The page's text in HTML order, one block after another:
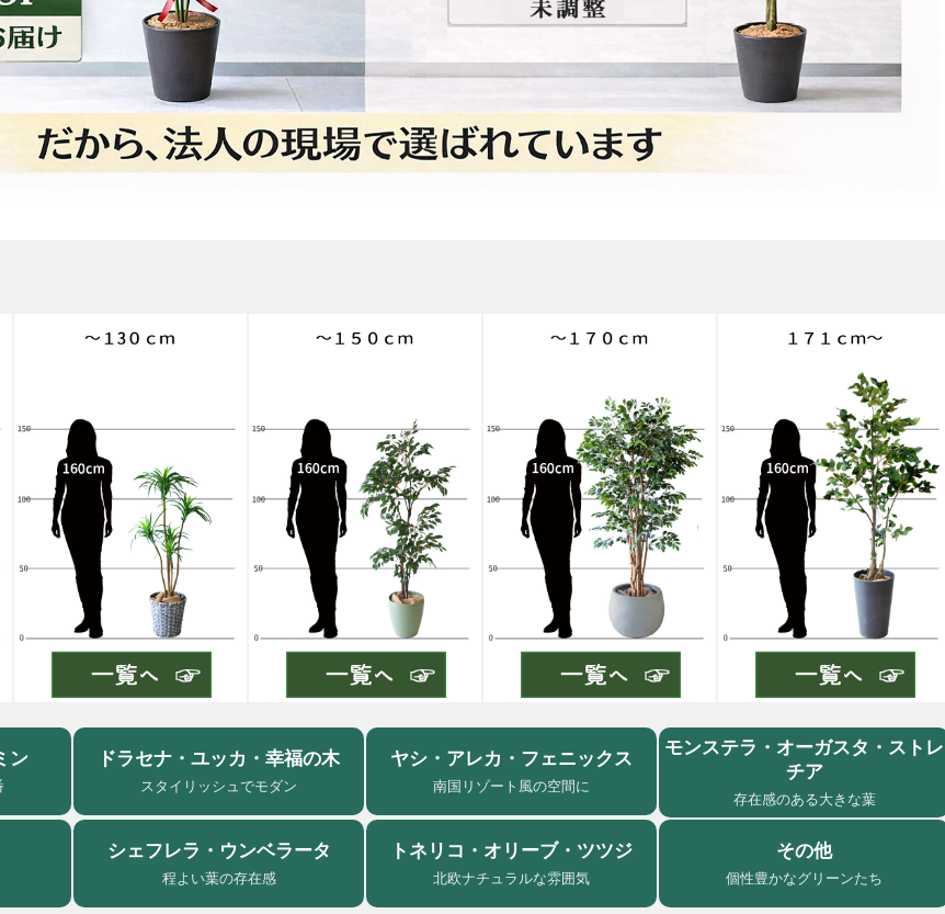
ン ドラセナ・ユッカ・幸福の木
スタイリッシュでモダン
ヤシ・アレカ・フェニックス
南国リゾート風の空間に
モンステラ・オーガスタ・ストレ
チア
存在感のある大きな葉
シェフレラ・ウンベラータ
程よい葉の存在感
トネリコ・オリーブ・ツツジ
北欧ナチュラルな雰囲気
その他
個性豊かなグリーンたち